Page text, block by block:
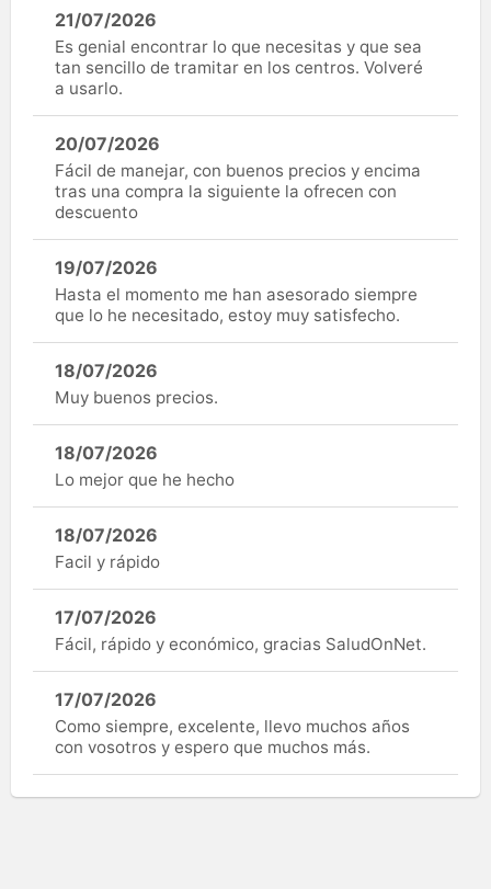
21/07/2026
Es genial encontrar lo que necesitas y que sea
tan sencillo de tramitar en los centros. Volveré
a usarlo.
20/07/2026
Fácil de manejar, con buenos precios y encima
tras una compra la siguiente la ofrecen con
descuento
19/07/2026
Hasta el momento me han asesorado siempre
que lo he necesitado, estoy muy satisfecho.
18/07/2026
Muy buenos precios.
18/07/2026
Lo mejor que he hecho
18/07/2026
Facil y rápido
17/07/2026
Fácil, rápido y económico, gracias SaludOnNet.
17/07/2026
Como siempre, excelente, llevo muchos años
con vosotros y espero que muchos más.